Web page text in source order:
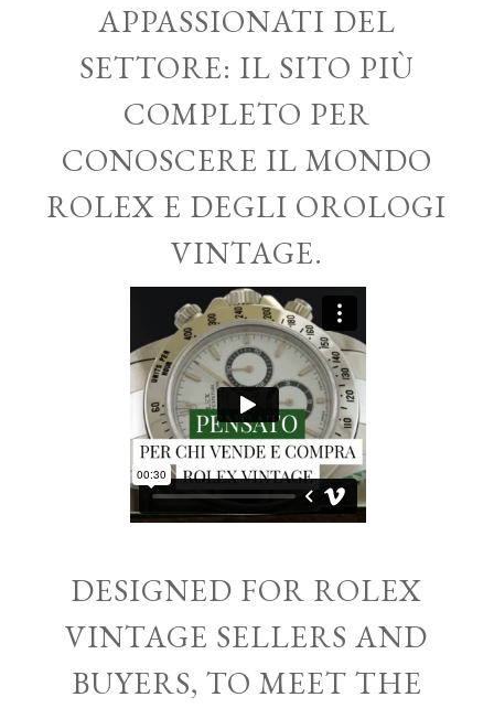
APPASSIONATI DEL
SETTORE: IL SITO PIÙ
COMPLETO PER
CONOSCERE IL MONDO
ROLEX E DEGLI OROLOGI
VINTAGE.
DESIGNED FOR ROLEX
VINTAGE SELLERS AND
BUYERS, TO MEET THE